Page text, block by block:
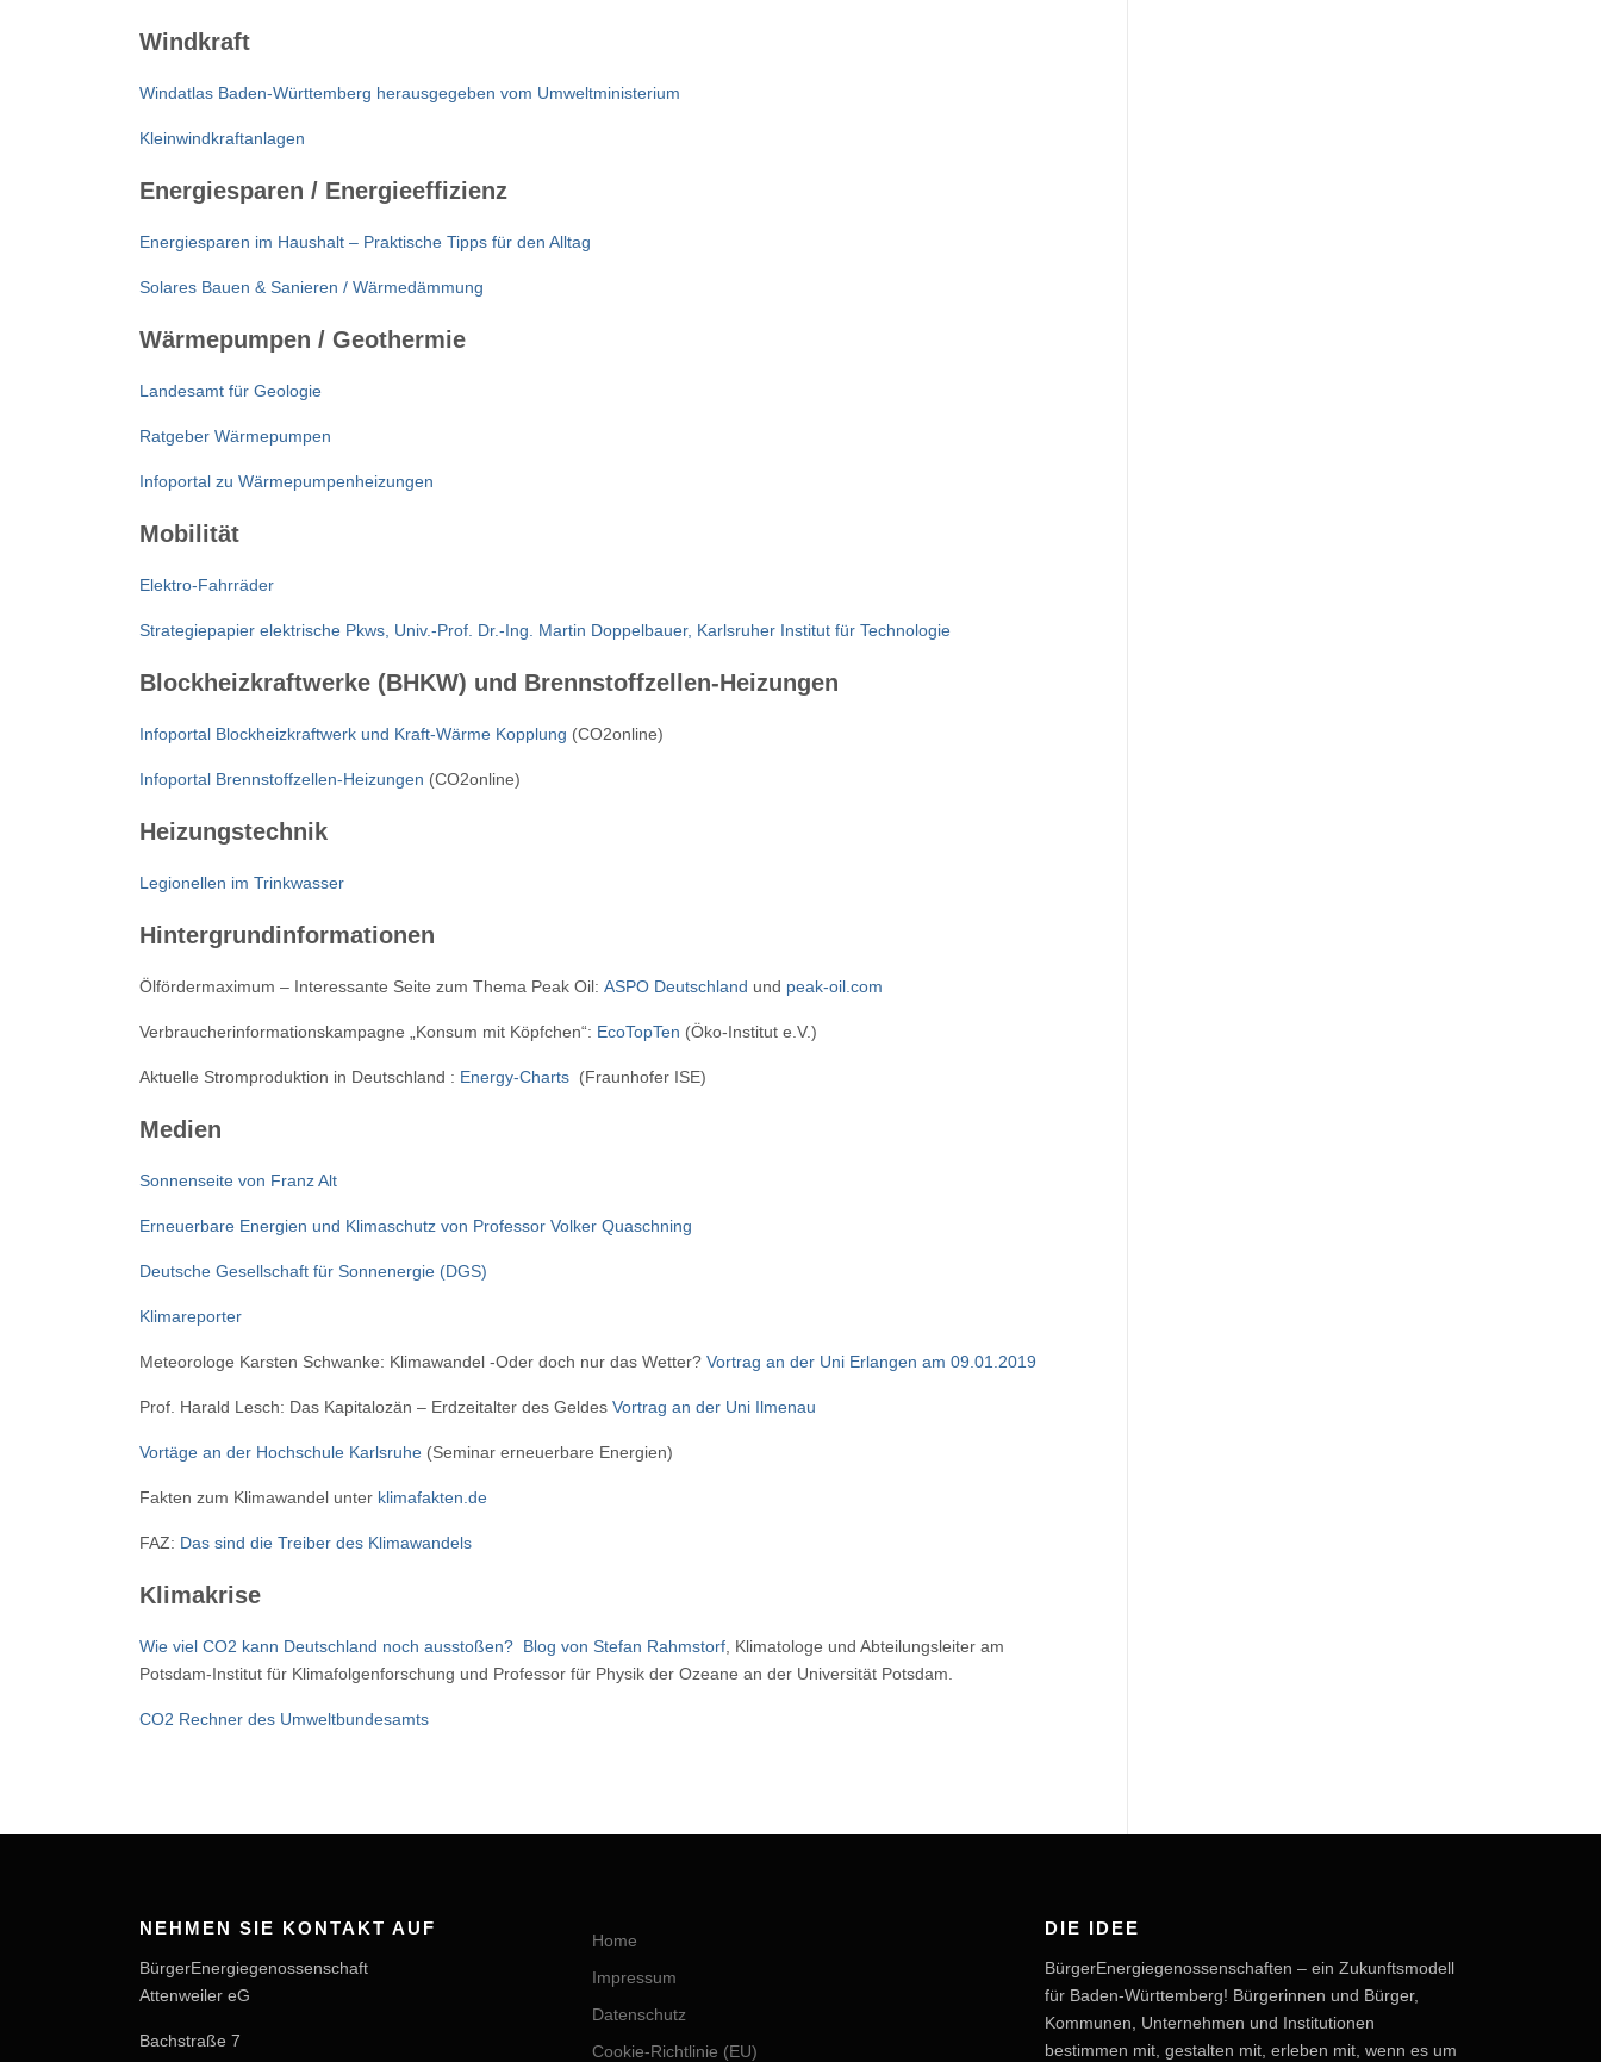
Windkraft
Windatlas Baden-Württemberg herausgegeben vom Umweltministerium
Kleinwindkraftanlagen
Energiesparen / Energieeffizienz
Energiesparen im Haushalt – Praktische Tipps für den Alltag
Solares Bauen & Sanieren / Wärmedämmung
Wärmepumpen / Geothermie
Landesamt für Geologie
Ratgeber Wärmepumpen
Infoportal zu Wärmepumpenheizungen
Mobilität
Elektro-Fahrräder
Strategiepapier elektrische Pkws, Univ.-Prof. Dr.-Ing. Martin Doppelbauer, Karlsruher Institut für Technologie
Blockheizkraftwerke (BHKW) und Brennstoffzellen-Heizungen
Infoportal Blockheizkraftwerk und Kraft-Wärme Kopplung (CO2online)
Infoportal Brennstoffzellen-Heizungen (CO2online)
Heizungstechnik
Legionellen im Trinkwasser
Hintergrundinformationen
Ölfördermaximum – Interessante Seite zum Thema Peak Oil: ASPO Deutschland und peak-oil.com
Verbraucherinformationskampagne „Konsum mit Köpfchen“: EcoTopTen (Öko-Institut e.V.)
Aktuelle Stromproduktion in Deutschland : Energy-Charts (Fraunhofer ISE)
Medien
Sonnenseite von Franz Alt
Erneuerbare Energien und Klimaschutz von Professor Volker Quaschning
Deutsche Gesellschaft für Sonnenergie (DGS)
Klimareporter
Meteorologe Karsten Schwanke: Klimawandel -Oder doch nur das Wetter? Vortrag an der Uni Erlangen am 09.01.2019
Prof. Harald Lesch: Das Kapitalozän – Erdzeitalter des Geldes Vortrag an der Uni Ilmenau
Vortäge an der Hochschule Karlsruhe (Seminar erneuerbare Energien)
Fakten zum Klimawandel unter klimafakten.de
FAZ: Das sind die Treiber des Klimawandels
Klimakrise
Wie viel CO2 kann Deutschland noch ausstoßen? Blog von Stefan Rahmstorf , Klimatologe und Abteilungsleiter am
Potsdam-Institut für Klimafolgenforschung und Professor für Physik der Ozeane an der Universität Potsdam.
CO2 Rechner des Umweltbundesamts
NEHMEN SIE KONTAKT AUF
BürgerEnergiegenossenschaft
Attenweiler eG
Bachstraße 7
Home
Impressum
Datenschutz
Cookie-Richtlinie (EU)
DIE IDEE
BürgerEnergiegenossenschaften – ein Zukunftsmodell
für Baden-Württemberg! Bürgerinnen und Bürger,
Kommunen, Unternehmen und Institutionen
bestimmen mit, gestalten mit, erleben mit, wenn es um